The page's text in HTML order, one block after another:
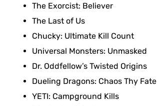
The Exorcist: Believer
The Last of Us
Chucky: Ultimate Kill Count
Universal Monsters: Unmasked
Dr. Oddfellow’s Twisted Origins
Dueling Dragons: Chaos Thy Fate
YETI: Campground Kills